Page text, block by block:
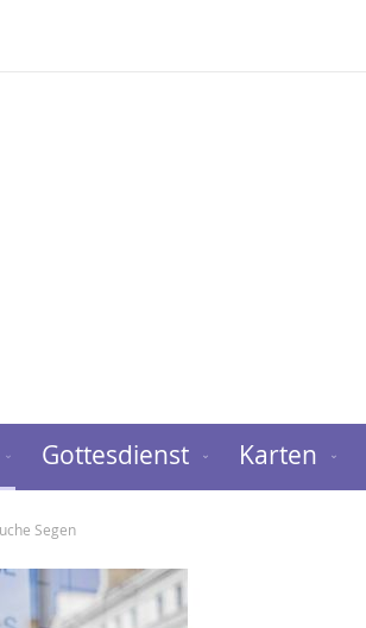
Gottesdienst Karten
Segen